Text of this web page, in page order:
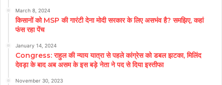
March 8, 2024
किसानों को MSP की गारंटी देना मोदी सरकार के लिए असभंव है? समझिए, कहां
फंस रहा पेंच
January 14, 2024
Congress: राहुल की न्याय यात्रा से पहले कांग्रेस को डबल झटका, मिलिंद
देवड़ा के बाद अब असम के इस बड़े नेता ने पद से दिया इस्तीफा
November 30, 2023